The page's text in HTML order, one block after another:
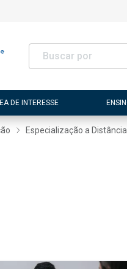
DE INTERESSE
Especialização a Distância